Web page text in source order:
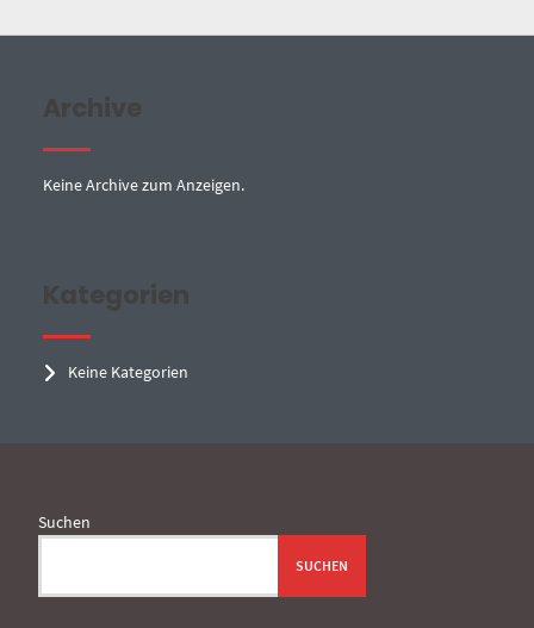
Archive
Keine Archive zum Anzeigen.
Kategorien
Keine Kategorien
Suchen
SUCHEN